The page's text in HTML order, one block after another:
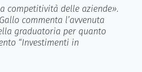
competitività delle aziende».
commenta l’avvenuta
graduatoria per quanto
“Investimenti in